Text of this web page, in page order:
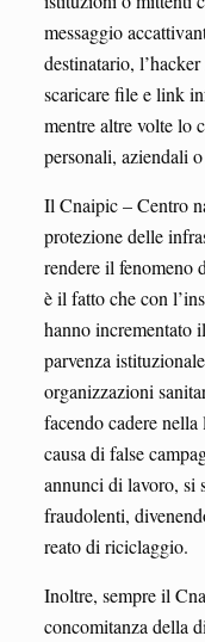
messaggio
destinatario,
scaricare file e link
mentre altre volte lo
personali, aziendali
Il Cnaipic – Centro
protezione delle
rendere il fenomeno
è il fatto che con
hanno incrementato
parvenza
organizzazioni
facendo cadere
causa di false
annunci di lavoro, si
fraudolenti,
reato di riciclaggio.
Inoltre, sempre il
concomitanza della